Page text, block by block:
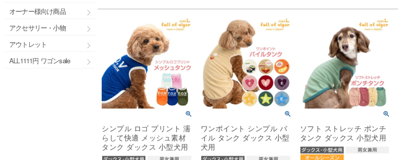
オーナー様向け商品
アクセサリー・小物
アウトレット
ALL1111円 ワゴンsale
シンプル ロゴ プリント 濡
らして快適 メッシュ素材
タンク ダックス 小型犬用
ワンポイント シンプル パ
イル タンク ダックス 小型
犬用
ソフト ストレッチ ポンチ
タンク ダックス 小型犬用